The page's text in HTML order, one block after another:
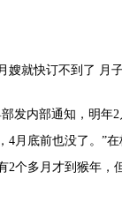
嫂就快订不到了 月
部发内部通知，明年
4月底前也没了。”
2个多月才到猴年，